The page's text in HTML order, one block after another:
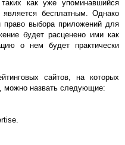
таких как уже упоминавшийся
бесплатным. Однако
право выбора приложений для
будет расценено ими как
о нем будет практически
сайтов, на которых
можно назвать следующие: